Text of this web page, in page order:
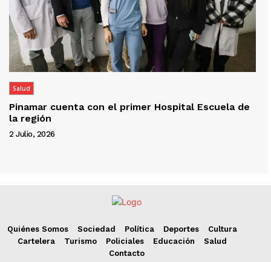
Salud
Pinamar cuenta con el primer Hospital Escuela de
la región
2 Julio, 2026
Quiénes Somos Sociedad Política Deportes
Cultura
Cartelera
Turismo Policiales Educación
Salud
Contacto